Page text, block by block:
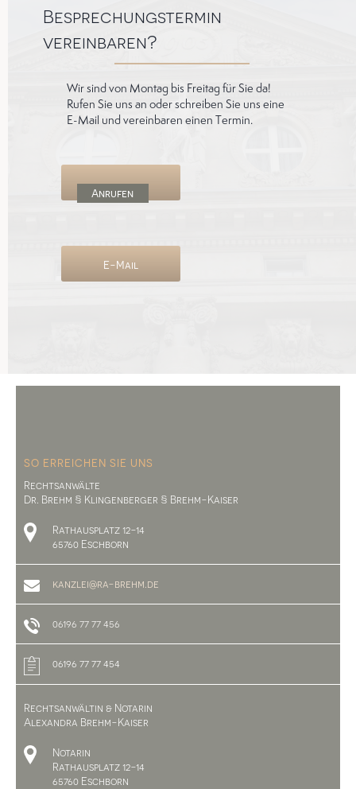
Besprechungstermin
vereinbaren?
Wir sind von Montag bis Freitag für Sie da!
Rufen Sie uns an oder schreiben Sie uns eine
E-Mail und vereinbaren einen Termin.
Anrufen
E-Mail
SO ERREICHEN SIE UNS
Rechtsanwälte
Dr. Brehm § Klingenberger § Brehm-Kaiser
Rathausplatz 12-14
65760 Eschborn
kanzlei@ra-brehm.de
06196 77 77 456
06196 77 77 454
Rechtsanwältin & Notarin
Alexandra Brehm-Kaiser
Notarin
Rathausplatz 12-14
65760 Eschborn